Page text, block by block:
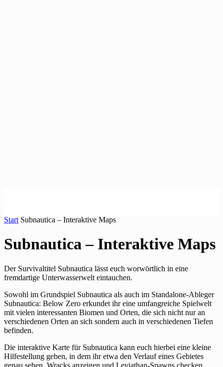
Start Subnautica – Interaktive Maps
Subnautica – Interaktive Maps
Der Survivaltitel Subnautica lässt euch worwörtlich in eine
fremdartige Unterwasserwelt eintauchen.
Sowohl im Grundspiel Subnautica als auch im Standalone-Ableger
Subnautica: Below Zero erkundet ihr eine umfangreiche Spielwelt
mit vielen interessanten Biomen und Orten, die sich nicht nur an
verschiedenen Orten an sich sondern auch in verschiedenen Tiefen
befinden.
Die interaktive Karte für Subnautica kann euch hierbei eine kleine
Hilfestellung geben, in dem ihr etwa den Verlauf eines Gebietes
genau sehen, Wracks anzeigen und Leviathan-Spawns checken